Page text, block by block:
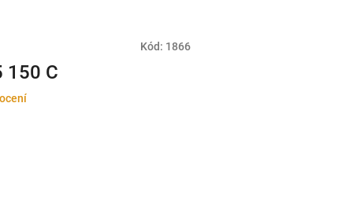
Kód: 1866
150 C